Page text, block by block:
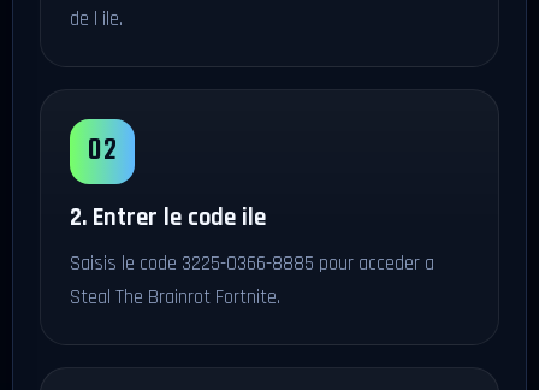
de l ile.
2. Entrer le code ile
Saisis le code 3225-0366-8885 pour acceder a
Steal The Brainrot Fortnite.